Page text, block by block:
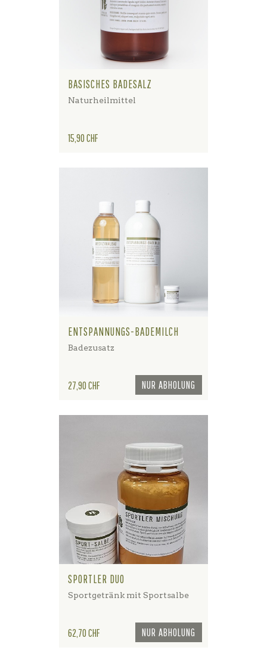
BASISCHES BADESALZ
Naturheilmittel
Preis
15,90 CHF
ENTSPANNUNGS-BADEMILCH
Badezusatz
NUR ABHOLUNG
Preis
27,90 CHF
SPORTLER DUO
Sportgetränk mit Sportsalbe
NUR ABHOLUNG
Preis
62,70 CHF